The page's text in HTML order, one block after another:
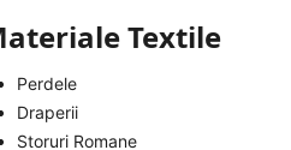
Textile
Perdele
Draperii
Storuri Romane